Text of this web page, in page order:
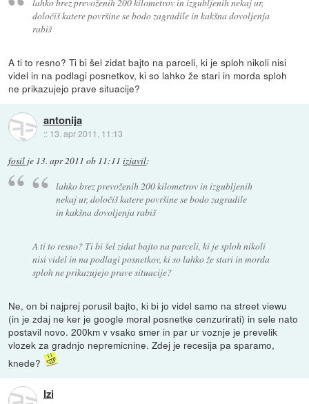
lahko brez prevoženih 200 kilometrov in izgubljenih nekaj ur,
določiš katere površine se bodo zagradile in kakšna dovoljenja
rabiš
A ti to resno? Ti bi šel zidat bajto na parceli, ki je sploh nikoli nisi
videl in na podlagi posnetkov, ki so lahko že stari in morda sploh
ne prikazujejo prave situacije?
antonija
:: 13. apr 2011, 11:13
fosil je 13. apr 2011 ob 11:11 izjavil:
lahko brez prevoženih 200 kilometrov in izgubljenih
nekaj ur, določiš katere površine se bodo zagradile
in kakšna dovoljenja rabiš
A ti to resno? Ti bi šel zidat bajto na parceli, ki je sploh nikoli
nisi videl in na podlagi posnetkov, ki so lahko že stari in morda
sploh ne prikazujejo prave situacije?
Ne, on bi najprej porusil bajto, ki bi jo videl samo na street viewu
(in je zdaj ne ker je google moral posnetke cenzurirati) in sele nato
postavil novo. 200km v vsako smer in par ur voznje je prevelik
vlozek za gradnjo nepremicnine. Zdej je recesija pa sparamo,
knede?
Izi